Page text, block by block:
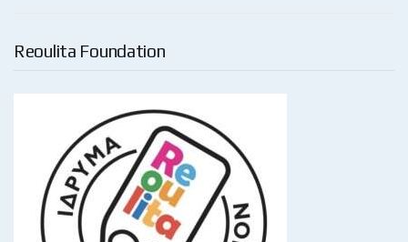
Reoulita Foundation